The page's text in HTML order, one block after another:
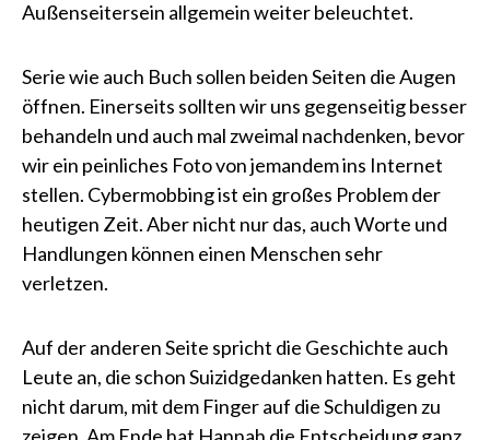
Außenseitersein allgemein weiter beleuchtet.
Serie wie auch Buch sollen beiden Seiten die Augen
öffnen. Einerseits sollten wir uns gegenseitig besser
behandeln und auch mal zweimal nachdenken, bevor
wir ein peinliches Foto von jemandem ins Internet
stellen. Cybermobbing ist ein großes Problem der
heutigen Zeit. Aber nicht nur das, auch Worte und
Handlungen können einen Menschen sehr
verletzen.
Auf der anderen Seite spricht die Geschichte auch
Leute an, die schon Suizidgedanken hatten. Es geht
nicht darum, mit dem Finger auf die Schuldigen zu